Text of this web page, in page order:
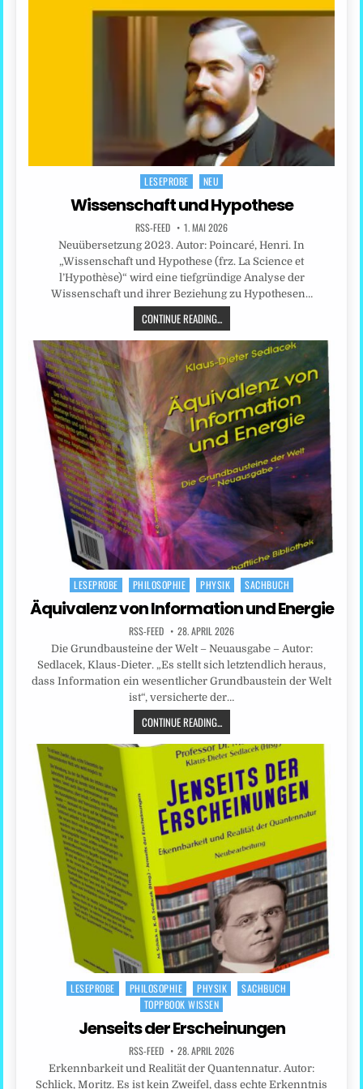
Posted
in
LESEPROBE NEU
Wissenschaft und Hypothese
RSS-FEED 1. MAI 2026
Neuübersetzung 2023. Autor: Poincaré, Henri. In
„Wissenschaft und Hypothese (frz. La Science et
l’Hypothèse)“ wird eine tiefgründige Analyse der
Wissenschaft und ihrer Beziehung zu Hypothesen…
CONTINUE READING...
Posted
LESEPROBE PHILOSOPHIE PHYSIK SACHBUCH
Äquivalenz von Information und Energie
RSS-FEED 28. APRIL 2026
Die Grundbausteine der Welt – Neuausgabe – Autor:
Sedlacek, Klaus-Dieter. „Es stellt sich letztendlich heraus,
dass Information ein wesentlicher Grundbaustein der Welt
ist“, versicherte der…
CONTINUE READING...
Posted
LESEPROBE PHILOSOPHIE PHYSIK
SACHBUCH
TOPPBOOK WISSEN
Jenseits der Erscheinungen
RSS-FEED 28. APRIL 2026
Erkennbarkeit und Realität der Quantennatur. Autor:
Schlick, Moritz. Es ist kein Zweifel, dass echte Erkenntnis